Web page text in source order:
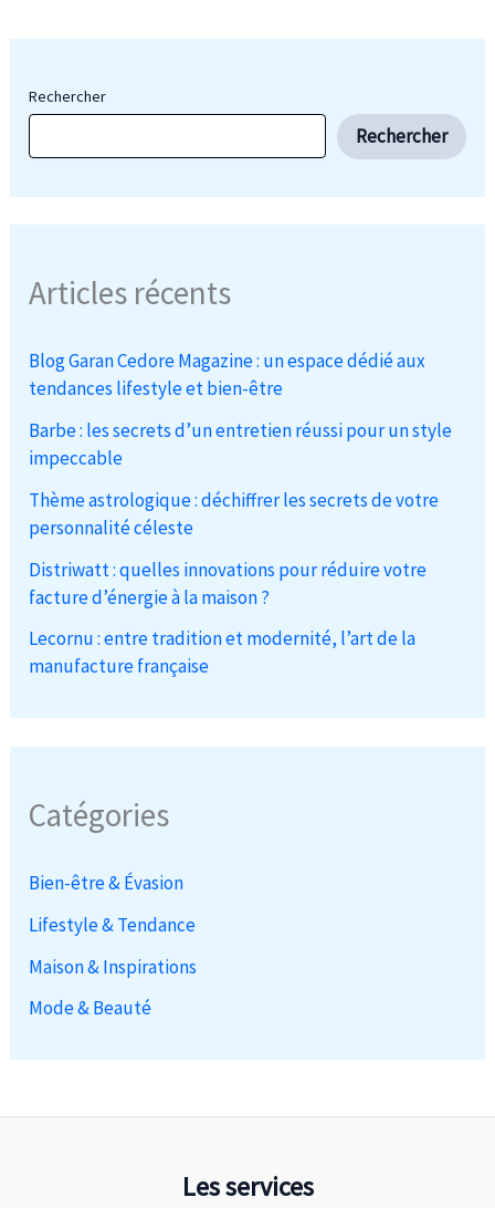
Rechercher
Rechercher
Articles récents
Blog Garan Cedore Magazine : un espace dédié aux
tendances lifestyle et bien-être
Barbe : les secrets d’un entretien réussi pour un style
impeccable
Thème astrologique : déchiffrer les secrets de votre
personnalité céleste
Distriwatt : quelles innovations pour réduire votre
facture d’énergie à la maison ?
Lecornu : entre tradition et modernité, l’art de la
manufacture française
Catégories
Bien-être & Évasion
Lifestyle & Tendance
Maison & Inspirations
Mode & Beauté
Les services